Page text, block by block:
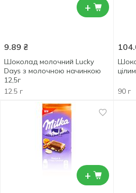
+
9.89 ₴
Шоколад молочний Lucky
Days з молочною начинкою
12,5г
12.5 г
90 г
+